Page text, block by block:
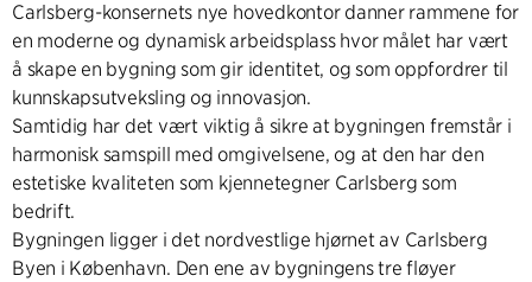
Carlsberg-konsernets nye hovedkontor danner rammene for
en moderne og dynamisk arbeidsplass hvor målet har vært
å skape en bygning som gir identitet, og som oppfordrer til
kunnskapsutveksling og innovasjon.
Samtidig har det vært viktig å sikre at bygningen fremstår i
harmonisk samspill med omgivelsene, og at den har den
estetiske kvaliteten som kjennetegner Carlsberg som
bedrift.
Bygningen ligger i det nordvestlige hjørnet av Carlsberg
Byen i København. Den ene av bygningens tre fløyer